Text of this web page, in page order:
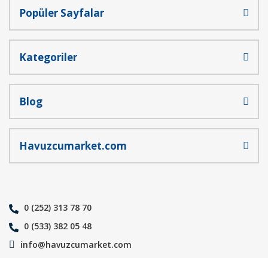
Popüler Sayfalar
Kategoriler
Blog
Havuzcumarket.com
0 (252) 313 78 70
0 (533) 382 05 48
info@havuzcumarket.com